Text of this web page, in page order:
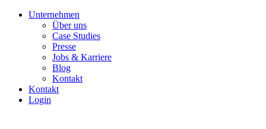
Unternehmen
Über uns
Case Studies
Presse
Jobs & Karriere
Blog
Kontakt
Kontakt
Login